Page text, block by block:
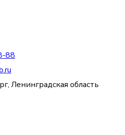
88
Ленинградская область